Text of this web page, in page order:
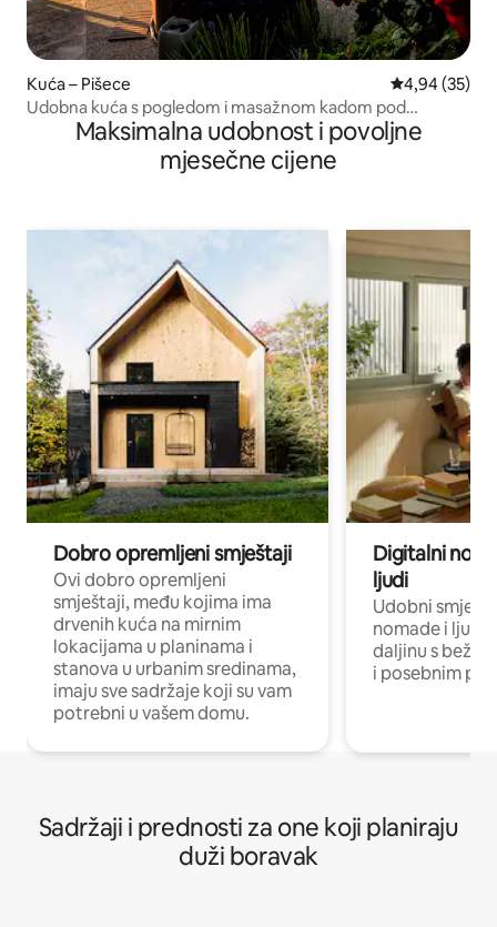
Kuća – Pišece Prosječna
4,94 (35)
Udobna kuća s pogledom i masažnom kadom pod
zvijezdamaMaksimalna udobnost i povoljne
mjesečne cijene
Dobro opremljeni smještaji
Ovi dobro opremljeni
smještaji, među kojima ima
drvenih kuća na mirnim
lokacijama u planinama i
stanova u urbanim sredinama,
imaju sve sadržaje koji su vam
potrebni u vašem domu.
Digitalni
ljudi
Udobni
nomade i ljude
daljinu s
i posebnim
Sadržaji i prednosti za one koji planiraju
duži boravak